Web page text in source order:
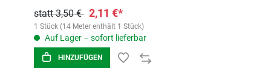
statt 3,50 € 2,11 €*
1 Stück (14 Meter enthält 1 Stück)
Auf Lager – sofort lieferbar
HINZUFÜGEN